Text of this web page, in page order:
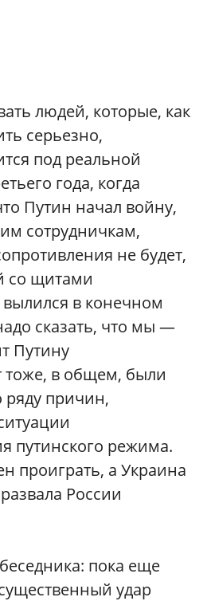
людей, которые, как
серьезно,
под реальной
года, когда
Путин начал войну,
сотрудничкам,
не будет,
со щитами
в конечном
сказать, что мы —
Путину
тоже, в общем, были
ряду причин,
путинского режима.
проиграть, а Украина
России
пока еще
удар